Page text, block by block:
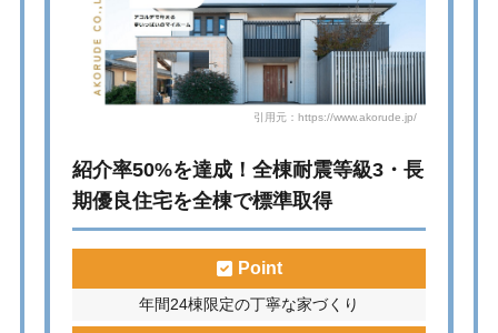
引用元：https://www.akorude.jp/
紹介率50%を達成！全棟耐震等級3・長
期優良住宅を全棟で標準取得
Point
年間24棟限定の丁寧な家づくり